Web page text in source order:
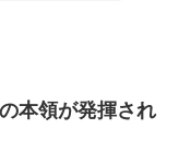
本領が発揮され